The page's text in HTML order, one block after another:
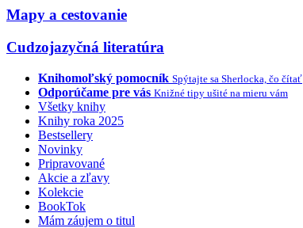
Mapy a cestovanie
Cudzojazyčná literatúra
Knihomoľský pomocník Spýtajte sa Sherlocka, čo čítať
Odporúčame pre vás Knižné tipy ušité na mieru vám
Všetky knihy
Knihy roka 2025
Bestsellery
Novinky
Pripravované
Akcie a zľavy
Kolekcie
BookTok
Mám záujem o titul